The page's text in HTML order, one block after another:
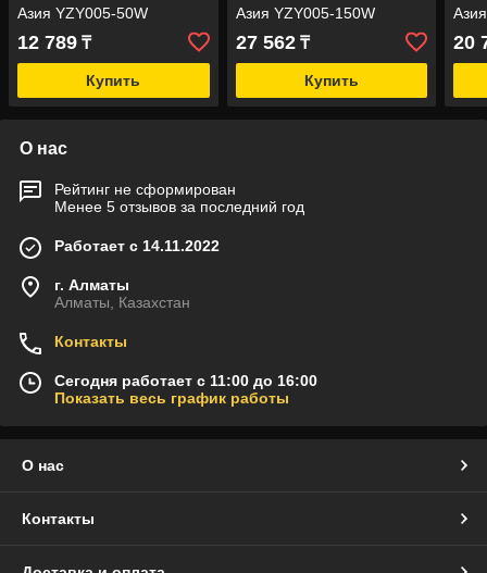
Азия YZY005-50W
12 789 ₸
Купить
Азия YZY005-150W
27 562₸
Купить
20
О нас
Рейтинг не сформирован
Менее 5 отзывов за последний год
Работает с 14.11.2022
г. Алматы
Алматы, Казахстан
Контакты
Сегодня работает с 11:00 до 16:00
Показать весь график работы
О нас
Контакты